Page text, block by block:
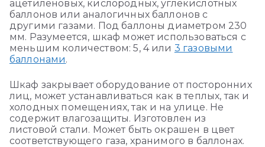
ацетиленовых, кислородных, углекислотных
баллонов или аналогичных баллонов с
другими газами. Под баллоны диаметром 230
мм. Разумеется, шкаф может использоваться с
меньшим количеством: 5, 4 или 3 газовыми
баллонами.
Шкаф закрывает оборудование от посторонних
лиц, может устанавливаться как в теплых, так и
холодных помещениях, так и на улице. Не
содержит влагозащиты. Изготовлен из
листовой стали. Может быть окрашен в цвет
соответствующего газа, хранимого в баллонах.